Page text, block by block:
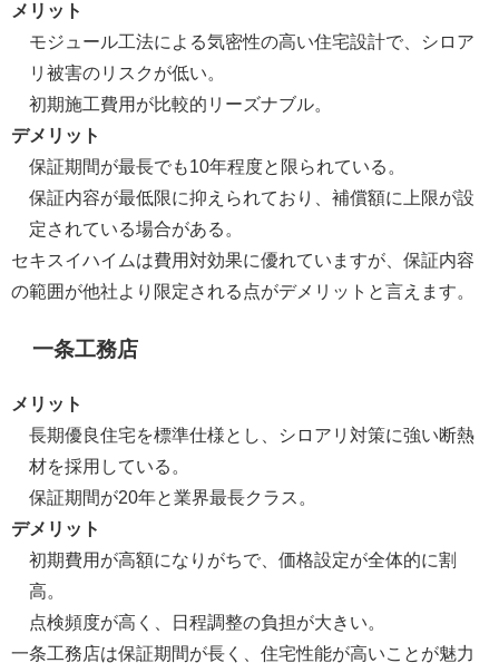
メリット
モジュール工法による気密性の高い住宅設計で、シロア
リ被害のリスクが低い。
初期施工費用が比較的リーズナブル。
デメリット
保証期間が最長でも10年程度と限られている。
保証内容が最低限に抑えられており、補償額に上限が設
定されている場合がある。
セキスイハイムは費用対効果に優れていますが、保証内容
の範囲が他社より限定される点がデメリットと言えます。
一条工務店
メリット
長期優良住宅を標準仕様とし、シロアリ対策に強い断熱
材を採用している。
保証期間が20年と業界最長クラス。
デメリット
初期費用が高額になりがちで、価格設定が全体的に割
高。
点検頻度が高く、日程調整の負担が大きい。
一条工務店は保証期間が長く、住宅性能が高いことが魅力